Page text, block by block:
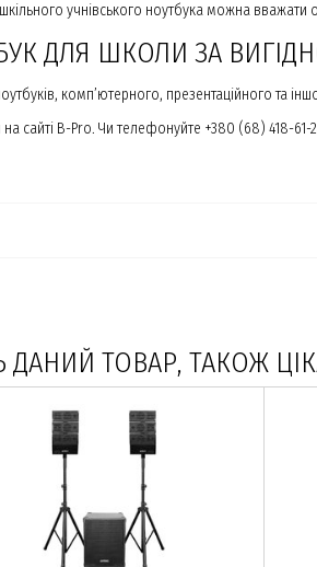
учнівського ноутбука можна вважати
ДЛЯ ШКОЛИ ЗА
комп’ютерного, презентаційного та
сайті B-Pro. Чи телефонуйте +380 (68) 418-
ТОВАР, ТАКОЖ